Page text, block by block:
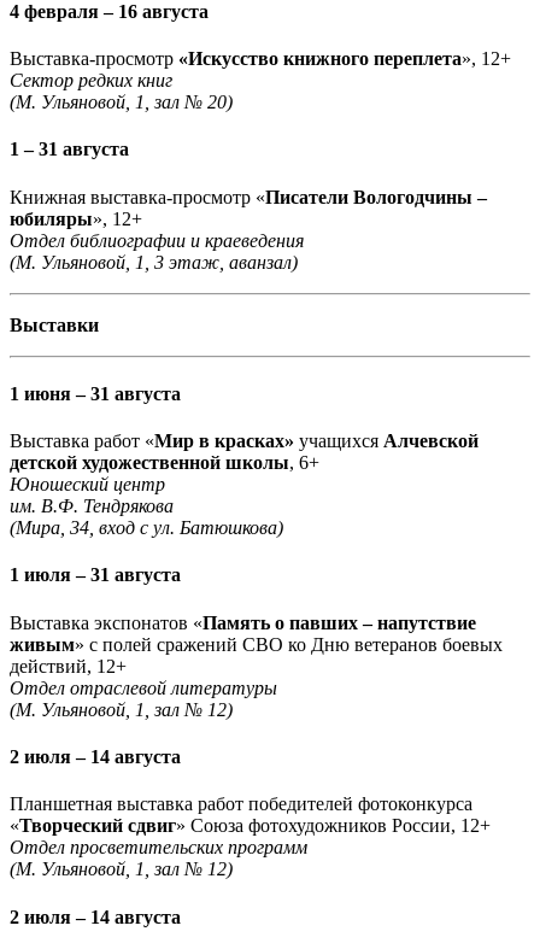
4 февраля – 16 августа
Выставка-просмотр «Искусство книжного переплета», 12+
Сектор редких книг
(М. Ульяновой, 1, зал № 20)
1 – 31 августа
Книжная выставка-просмотр «Писатели Вологодчины –
юбиляры», 12+
Отдел библиографии и краеведения
(М. Ульяновой, 1, 3 этаж, аванзал)
Выставки
1 июня – 31 августа
Выставка работ «Мир в красках» учащихся Алчевской
детской художественной школы, 6+
Юношеский центр
им. В.Ф. Тендрякова
(Мира, 34, вход с ул. Батюшкова)
1 июля – 31 августа
Выставка экспонатов «Память о павших – напутствие
живым» с полей сражений СВО ко Дню ветеранов боевых
действий, 12+
Отдел отраслевой литературы
(М. Ульяновой, 1, зал № 12)
2 июля – 14 августа
Планшетная выставка работ победителей фотоконкурса
«Творческий сдвиг» Союза фотохудожников России, 12+
Отдел просветительских программ
(М. Ульяновой, 1, зал № 12)
2 июля – 14 августа